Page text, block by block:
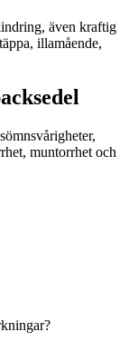
även kraftig
illamående,
muntorrhet och